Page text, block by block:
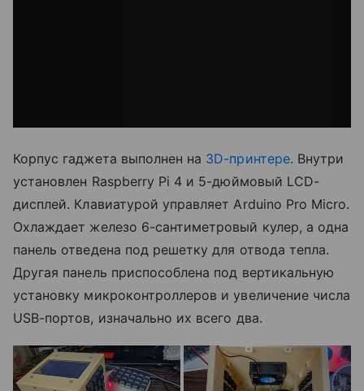
Корпус гаджета выполнен на 3D-принтере. Внутри
установлен Raspberry Pi 4 и 5-дюймовый LCD-
дисплей. Клавиатурой управляет Arduino Pro Micro.
Охлаждает железо 6-сантиметровый кулер, а одна
панель отведена под решетку для отвода тепла.
Другая панель приспособлена под вертикальную
установку микроконтроллеров и увеличение числа
USB-портов, изначально их всего два.